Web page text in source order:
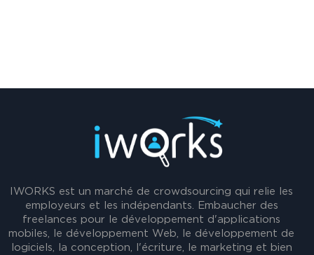
IWORKS est un marché de crowdsourcing qui relie les
employeurs et les indépendants. Embaucher des
freelances pour le développement d'applications
mobiles, le développement Web, le développement de
logiciels, la conception, l'écriture, le marketing et bien